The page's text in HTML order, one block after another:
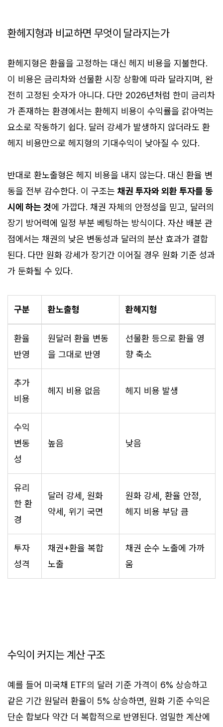
환헤지형과 비교하면 무엇이 달라지는가
환헤지형은 환율을 고정하는 대신 헤지 비용을 지불한다.
이 비용은 금리차와 선물환 시장 상황에 따라 달라지며, 완
전히 고정된 숫자가 아니다. 다만 2026년처럼 한미 금리차
가 존재하는 환경에서는 환헤지 비용이 수익률을 갉아먹는
요소로 작동하기 쉽다. 달러 강세가 발생하지 않더라도 환
헤지 비용만으로 헤지형의 기대수익이 낮아질 수 있다.
반대로 환노출형은 헤지 비용을 내지 않는다. 대신 환율 변
동을 전부 감수한다. 이 구조는 채권 투자와 외환 투자를 동
시에 하는 것에 가깝다. 채권 자체의 안정성을 믿고, 달러의
장기 방어력에 일정 부분 베팅하는 방식이다. 자산 배분 관
점에서는 채권의 낮은 변동성과 달러의 분산 효과가 결합
된다. 다만 원화 강세가 장기간 이어질 경우 원화 기준 성과
가 둔화될 수 있다.
구분 환노출형 환헤지형
환율
반영
원달러 환율 변동
을 그대로 반영
선물환 등으로 환율 영
향 축소
추가
비용
헤지 비용 없음 헤지 비용 발생
수익
변동
성
높음 낮음
유리
한 환
경
달러 강세, 원화
약세, 위기 국면
원화 강세, 환율 안정,
헤지 비용 부담 큼
투자
성격
채권+환율 복합
노출
채권 순수 노출에 가까
움
수익이 커지는 계산 구조
예를 들어 미국채 ETF의 달러 기준 가격이 6% 상승하고
같은 기간 원달러 환율이 5% 상승하면, 원화 기준 수익은
단순 합보다 약간 더 복합적으로 반영된다. 엄밀한 계산에